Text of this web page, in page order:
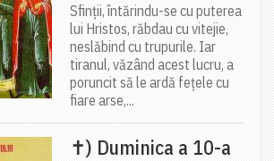
Sfinții, întărindu-se cu puterea
lui Hristos, răbdau cu vitejie,
neslăbind cu trupurile. Iar
tiranul, văzând acest lucru, a
poruncit să le ardă fețele cu
fiare arse,...
✝) Duminica a 10-a